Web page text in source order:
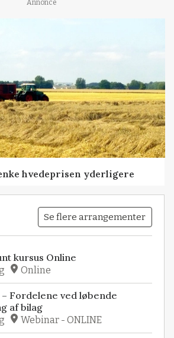
Annonce
hvedeprisen yderligere
Se flere arrangementer
kursus Online
Online
Fordelene ved løbende
af bilag
Webinar - ONLINE